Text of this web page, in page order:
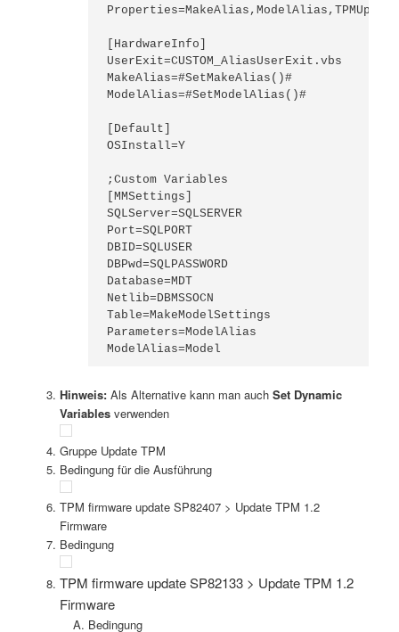
Properties=MakeAlias,ModelAlias,TPMUpdate
[HardwareInfo]
UserExit=CUSTOM_AliasUserExit.vbs
MakeAlias=#SetMakeAlias()#
ModelAlias=#SetModelAlias()#
[Default]
OSInstall=Y
;Custom Variables
[MMSettings]
SQLServer=SQLSERVER
Port=SQLPORT
DBID=SQLUSER
DBPwd=SQLPASSWORD
Database=MDT
Netlib=DBMSSOCN
Table=MakeModelSettings
Parameters=ModelAlias
ModelAlias=Model
Hinweis:Als Alternative kann man auch Set Dynamic
Variablesverwenden
Gruppe Update TPM
Bedingung für die Ausführung
TPM firmware update SP82407 > Update TPM 1.2
Firmware
Bedingung
TPM firmware update SP82133 > Update TPM 1.2
Firmware
Bedingung